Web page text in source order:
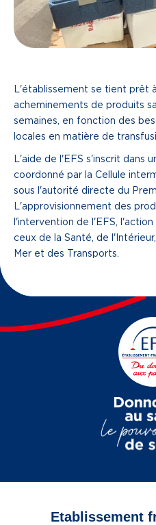
L'établissement se tient prêt
acheminements de produits
semaines, en fonction des
locales en matière de
L'aide de l'EFS s'inscrit dans
coordonné par la Cellule
sous l'autorité directe du
L'approvisionnement des
l'intervention de l'EFS,
ceux de la Santé, de
Mer et des Transports.​
Vous êtes
Etablissement